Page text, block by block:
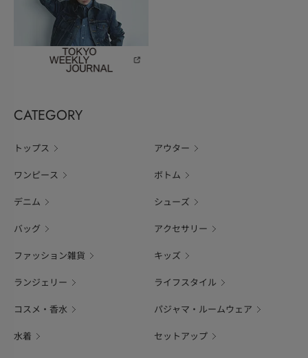
CATEGORY
トップス アウター
ワンピース ボトム
デニム シューズ
バッグ アクセサリー
ファッション雑貨 キッズ
ランジェリー ライフスタイル
コスメ・香水 パジャマ・ルームウェア
水着 セットアップ